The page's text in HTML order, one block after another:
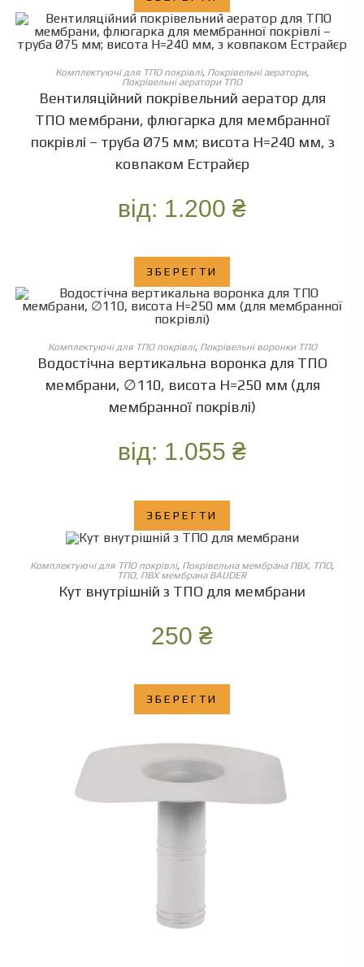
ОБЕРІТЬ ОПЦІЇ
Комплектуючі для ТПО покрівлі, Покрівельні аератори,
Покрівельні аератори ТПО
Вентиляційний покрівельний аератор для
ТПО мембрани, флюгарка для мембранної
покрівлі – труба Ø75 мм; висота Н=240 мм, з
ковпаком Естрайєр
від: 1.200 ₴
ЗБЕРЕГТИ
ОБЕРІТЬ ОПЦІЇ
Комплектуючі для ТПО покрівлі, Покрівельні воронки ТПО
Водостічна вертикальна воронка для ТПО
мембрани, ∅110, висота Н=250 мм (для
мембранної покрівлі)
від: 1.055 ₴
ЗБЕРЕГТИ
ОБЕРІТЬ ОПЦІЇ
Комплектуючі для ТПО покрівлі, Покрівельна мембрана ПВХ, ТПО,
ТПО, ПВХ мембрана BAUDER
Кут внутрішній з ТПО для мембрани
250 ₴
ЗБЕРЕГТИ